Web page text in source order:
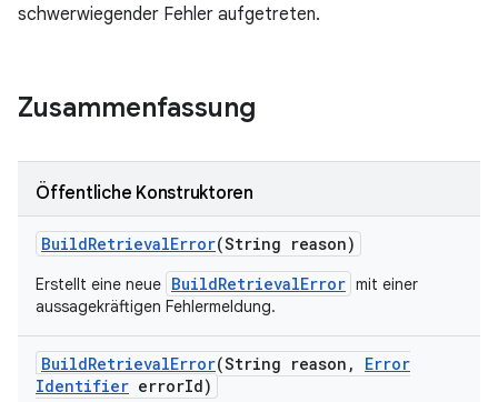
schwerwiegender Fehler aufgetreten.
Zusammenfassung
Öffentliche Konstruktoren
BuildRetrievalError(String reason)
Erstellt eine neue BuildRetrievalError mit einer
aussagekräftigen Fehlermeldung.
BuildRetrievalError(String reason ,
Error
Identifier errorId)